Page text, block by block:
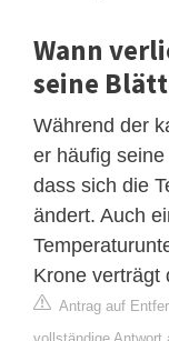
Wann
seine
Während der
er häufig
dass sich die
ändert. Auch
Krone verträgt
Antrag auf